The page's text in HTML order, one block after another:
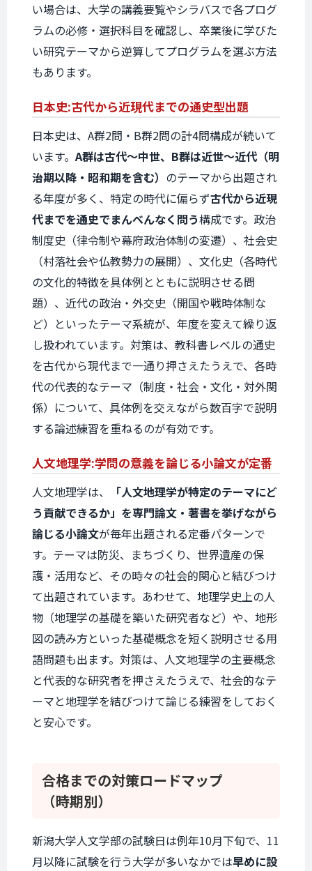
い場合は、大学の講義要覧やシラバスで各プログ
ラムの必修・選択科目を確認し、卒業後に学びた
い研究テーマから逆算してプログラムを選ぶ方法
もあります。
日本史:古代から近現代までの通史型出題
日本史は、A群2問・B群2問の計4問構成が続いて
います。A群は古代〜中世、B群は近世〜近代（明
治期以降・昭和期を含む） のテーマから出題され
る年度が多く、特定の時代に偏らず古代から近現
代までを通史でまんべんなく問う構成です。政治
制度史（律令制や幕府政治体制の変遷）、社会史
（村落社会や仏教勢力の展開）、文化史（各時代
の文化的特徴を具体例とともに説明させる問
題）、近代の政治・外交史（開国や戦時体制な
ど）といったテーマ系統が、年度を変えて繰り返
し扱われています。対策は、教科書レベルの通史
を古代から現代まで一通り押さえたうえで、各時
代の代表的なテーマ（制度・社会・文化・対外関
係）について、具体例を交えながら数百字で説明
する論述練習を重ねるのが有効です。
人文地理学:学問の意義を論じる小論文が定番
人文地理学は、
「人文地理学が特定のテーマにど
う貢献できるか」を専門論文・著書を挙げながら
論じる小論文が毎年出題される定番パターンで
す。テーマは防災、まちづくり、世界遺産の保
護・活用など、その時々の社会的関心と結びつけ
て出題されています。あわせて、地理学史上の人
物（地理学の基礎を築いた研究者など）や、地形
図の読み方といった基礎概念を短く説明させる用
語問題も出ます。対策は、人文地理学の主要概念
と代表的な研究者を押さえたうえで、社会的なテ
ーマと地理学を結びつけて論じる練習をしておく
と安心です。
合格までの対策ロードマップ
（時期別）
新潟大学人文学部の試験日は例年10月下旬で、11
月以降に試験を行う大学が多いなかでは早めに設